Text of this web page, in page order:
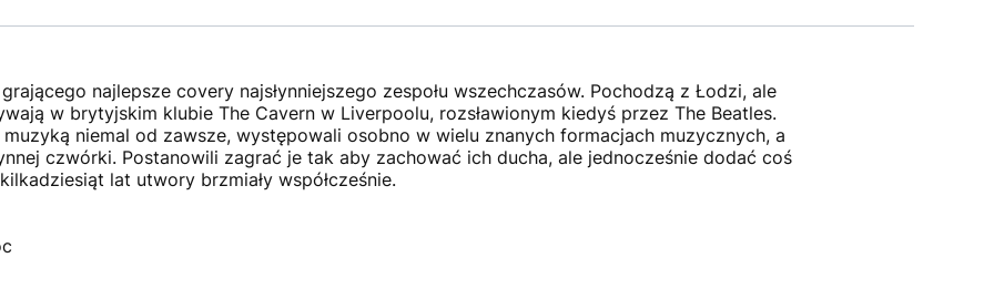
najlepsze covery najsłynniejszego zespołu wszechczasów. Pochodzą z Łodzi, ale
w brytyjskim klubie The Cavern w Liverpoolu, rozsławionym kiedyś przez The Beatles.
niemal od zawsze, występowali osobno w wielu znanych formacjach muzycznych, a
czwórki. Postanowili zagrać je tak aby zachować ich ducha, ale jednocześnie dodać coś
lat utwory brzmiały współcześnie.